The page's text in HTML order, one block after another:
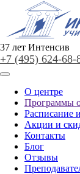
37 лет Интенсив
+7 (495) 624-68-
О центре
Программы
Расписание
Акции и
Контакты
Блог
Отзывы